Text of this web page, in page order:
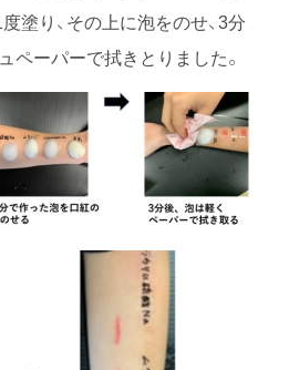
塗り、その上に泡をのせ、3分
ペーパーで拭きとりました。